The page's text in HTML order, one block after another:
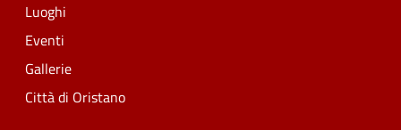
Luoghi
Eventi
Gallerie
Città di Oristano